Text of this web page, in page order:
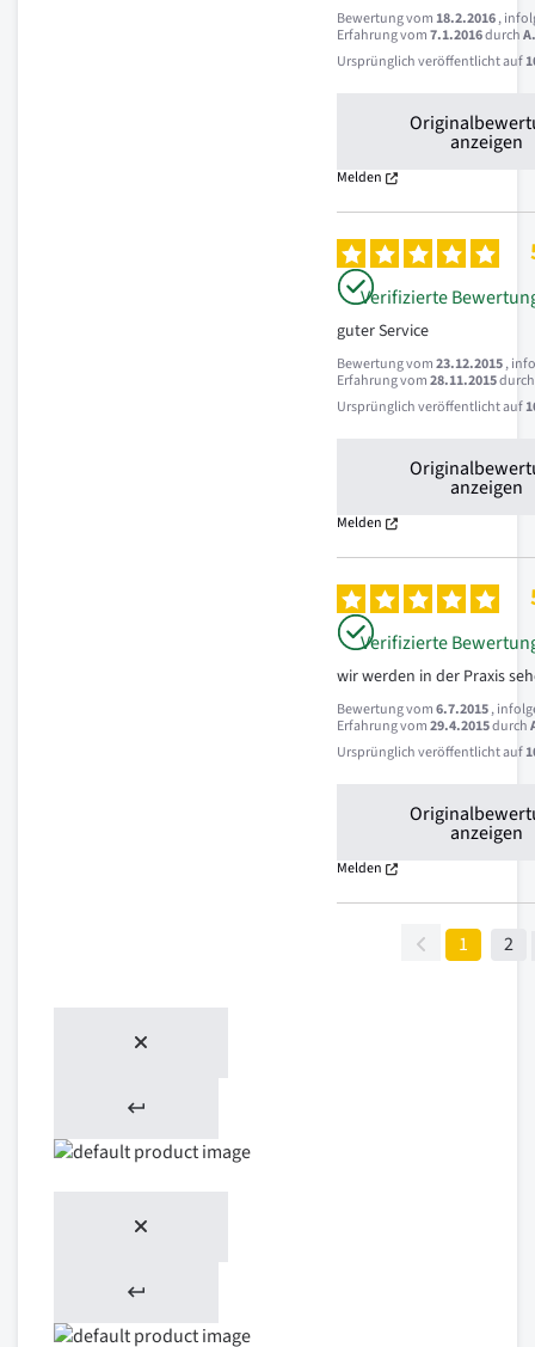
Bewertung vom18.2.2016,
Erfahrung vom7.1.2016durch
Ursprünglich veröffentlicht auf
anzeigen
Melden
Verifizierte
guter Service
Bewertung vom23.12.2015,
Erfahrung vom28.11.2015
Ursprünglich veröffentlicht auf
anzeigen
Melden
Verifizierte
wir werden in der Praxis
Bewertung vom6.7.2015,
Erfahrung vom29.4.2015durch
Ursprünglich veröffentlicht auf
anzeigen
Melden
1 2